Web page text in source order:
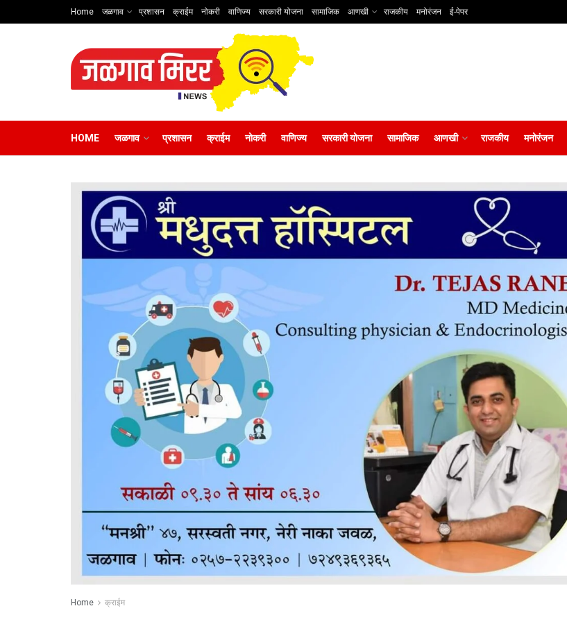
Home जळगाव प्रशासन क्राईम नोकरी वाणिज्य सरकारी योजना सामाजिक आणखी राजकीय मनोरंजन ई-पेपर
HOME जळगाव प्रशासन क्राईम नोकरी वाणिज्य सरकारी योजना सामाजिक आणखी राजकीय मनोरंजन
Home क्राईम